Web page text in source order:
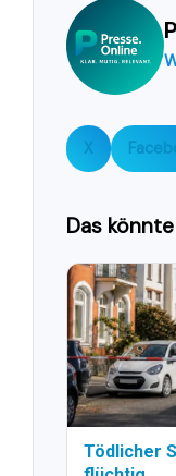
X
Das
Tödlicher